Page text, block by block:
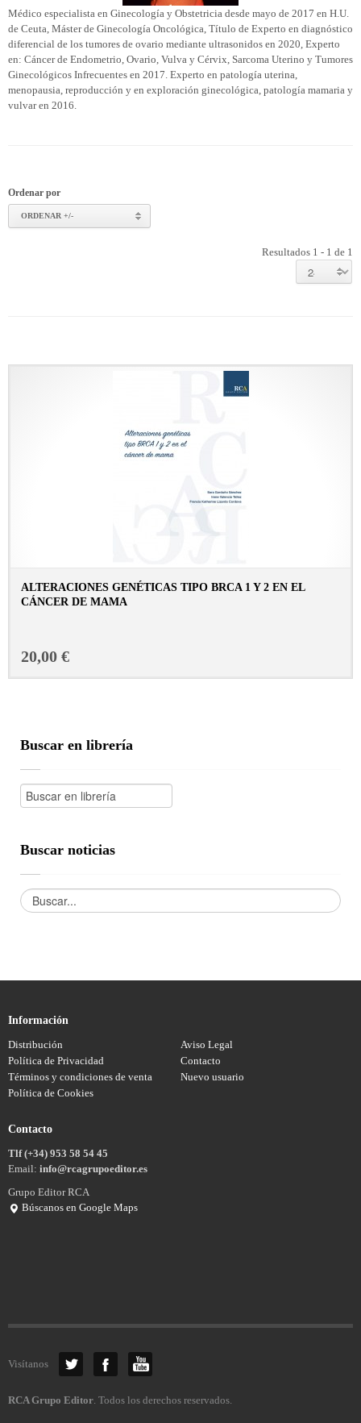
Médico especialista en Ginecología y Obstetricia desde mayo de 2017 en H.U.
de Ceuta, Máster de Ginecología Oncológica, Título de Experto en diagnóstico
diferencial de los tumores de ovario mediante ultrasonidos en 2020, Experto
en: Cáncer de Endometrio, Ovario, Vulva y Cérvix, Sarcoma Uterino y Tumores
Ginecológicos Infrecuentes en 2017. Experto en patología uterina,
menopausia, reproducción y en exploración ginecológica, patología mamaria y
vulvar en 2016.
Ordenar por
ORDENAR +/-
Resultados 1 - 1 de 1
ALTERACIONES GENÉTICAS TIPO BRCA 1 Y 2 EN EL
CÁNCER DE MAMA
20,00 €
Buscar en librería
Buscar noticias
Información
Distribución
Aviso Legal
Política de Privacidad
Contacto
Términos y condiciones de venta
Nuevo usuario
Política de Cookies
Contacto
Tlf (+34) 953 58 54 45
Email: info@rcagrupoeditor.es
Grupo Editor RCA
Búscanos en Google Maps
Visítanos
RCA Grupo Editor. Todos los derechos reservados.